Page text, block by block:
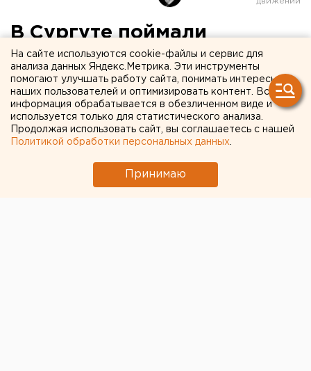
В Сургуте поймали
«нефтяных вампиров»
В ХМАО двое мужчин наворовали цистерну
нефти.
В Сургуте силовики уличили двух мужчин в
врезку в нефтепровод и выкачивали оттуда ценные
углеводороды, сообщили агентству ЕАН в пресс-
На сайте используются cookie-файлы и сервис для
анализа данных Яндекс.Метрика. Эти инструменты
помогают улучшать работу сайта, понимать интересы
наших пользователей и оптимизировать контент. Вся
информация обрабатывается в обезличенном виде и
используется только для статистического анализа.
Продолжая использовать сайт, вы соглашаетесь с нашей
Политикой обработки персональных данных
Принимаю